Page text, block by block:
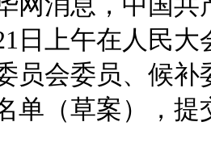
日上午在人民
员会委员、候
单（草案），